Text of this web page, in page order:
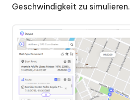
Geschwindigkeit zu simulieren.